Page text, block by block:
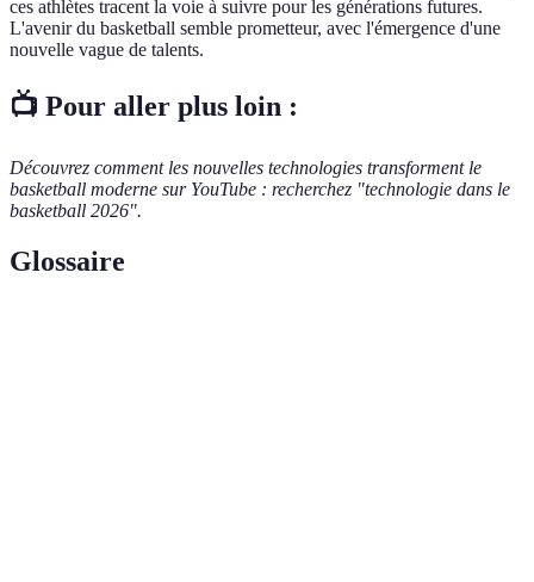
ces athlètes tracent la voie à suivre pour les générations futures.
L'avenir du basketball semble prometteur, avec l'émergence d'une
nouvelle vague de talents.
📺 Pour aller plus loin :
Découvrez comment les nouvelles technologies transforment le
basketball moderne sur YouTube : recherchez "technologie dans le
basketball 2026".
Glossaire